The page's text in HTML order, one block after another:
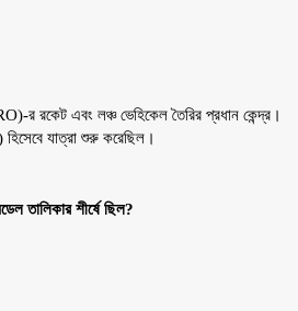
র রকেট এবং লঞ্চ ভেহিকেল তৈরির প্রধান কেন্দ্র।
যাত্রা শুরু করেছিল।
তালিকার শীর্ষে ছিল?